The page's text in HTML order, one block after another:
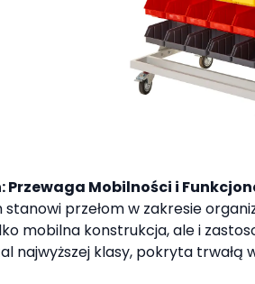
Przewaga Mobilności i
stanowi przełom w zakresie
mobilna konstrukcja, ale i
najwyższej klasy, pokryta